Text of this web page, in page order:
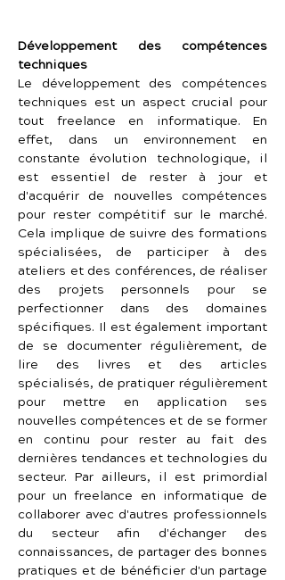
Développement des compétences
techniques
Le développement des compétences
techniques est un aspect crucial pour
tout freelance en informatique. En
effet, dans un environnement en
constante évolution technologique, il
est essentiel de rester à jour et
d'acquérir de nouvelles compétences
pour rester compétitif sur le marché.
Cela implique de suivre des formations
spécialisées, de participer à des
ateliers et des conférences, de réaliser
des projets personnels pour se
perfectionner dans des domaines
spécifiques. Il est également important
de se documenter régulièrement, de
lire des livres et des articles
spécialisés, de pratiquer régulièrement
pour mettre en application ses
nouvelles compétences et de se former
en continu pour rester au fait des
dernières tendances et technologies du
secteur. Par ailleurs, il est primordial
pour un freelance en informatique de
collaborer avec d'autres professionnels
du secteur afin d'échanger des
connaissances, de partager des bonnes
pratiques et de bénéficier d'un partage